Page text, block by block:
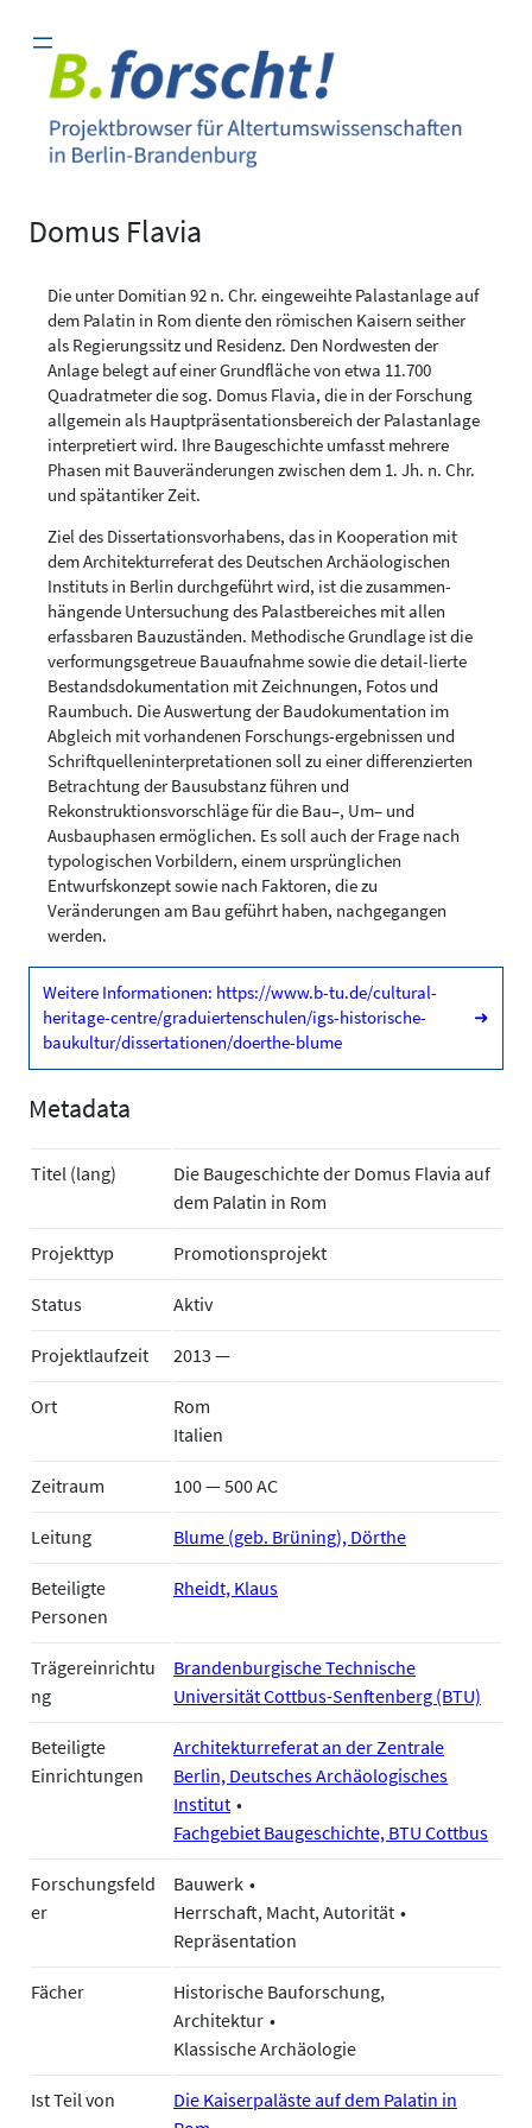
Inhalt
springen
Domus Flavia
Die unter Domitian 92 n. Chr. eingeweihte Palastanlage auf
dem Palatin in Rom diente den römischen Kaisern seither
als Regierungssitz und Residenz. Den Nordwesten der
Anlage belegt auf einer Grundfläche von etwa 11.700
Quadratmeter die sog. Domus Flavia, die in der Forschung
allgemein als Hauptpräsentationsbereich der Palastanlage
interpretiert wird. Ihre Baugeschichte umfasst mehrere
Phasen mit Bauveränderungen zwischen dem 1. Jh. n. Chr.
und spätantiker Zeit.
Ziel des Dissertationsvorhabens, das in Kooperation mit
dem Architekturreferat des Deutschen Archäologischen
Instituts in Berlin durchgeführt wird, ist die zusammen-
hängende Untersuchung des Palastbereiches mit allen
erfassbaren Bauzuständen. Methodische Grundlage ist die
verformungsgetreue Bauaufnahme sowie die detail-lierte
Bestandsdokumentation mit Zeichnungen, Fotos und
Raumbuch. Die Auswertung der Baudokumentation im
Abgleich mit vorhandenen Forschungs-ergebnissen und
Schriftquelleninterpretationen soll zu einer differenzierten
Betrachtung der Bausubstanz führen und
Rekonstruktionsvorschläge für die Bau–, Um– und
Ausbauphasen ermöglichen. Es soll auch der Frage nach
typologischen Vorbildern, einem ursprünglichen
Entwurfskonzept sowie nach Faktoren, die zu
Veränderungen am Bau geführt haben, nachgegangen
werden.
Weitere Informationen: https://www.b-tu.de/cultural-
heritage-centre/graduiertenschulen/igs-historische-
baukultur/dissertationen/doerthe-blume
➜
Metadata
Titel (lang)
Die Baugeschichte der Domus Flavia auf
dem Palatin in Rom
Projekttyp Promotionsprojekt
Status Aktiv
Projektlaufzeit 2013 —
Ort
Rom
Italien
Zeitraum 100 — 500 AC
Leitung Blume (geb. Brüning), Dörthe
Beteiligte
Personen
Rheidt, Klaus
Trägereinrichtu
ng
Brandenburgische Technische
Universität Cottbus-Senftenberg (BTU)
Beteiligte
Einrichtungen
Architekturreferat an der Zentrale
Berlin, Deutsches Archäologisches
Institut
Fachgebiet Baugeschichte, BTU Cottbus
Forschungsfeld
er
Bauwerk
Herrschaft, Macht, Autorität
Repräsentation
Fächer
Historische Bauforschung,
Architektur
Klassische Archäologie
Ist Teil von
Die Kaiserpaläste auf dem Palatin in